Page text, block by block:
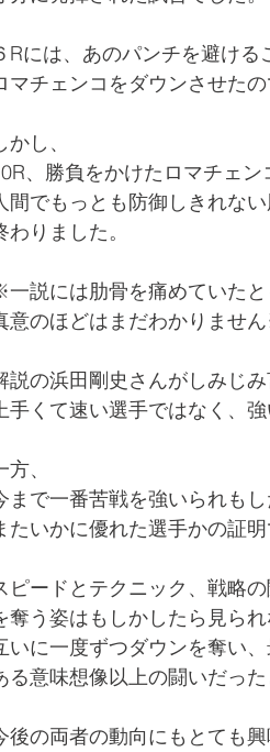
Rには、あのパンチを避け
マチェンコをダウンさせたの
かし、
、勝負をかけたロマチェ
間でもっとも防御しきれな
わりました。
説には肋骨を痛めていた
意のほどはまだわかりませ
説の浜田剛史さんがしみじ
手くて速い選手ではなく、
方、
まで一番苦戦を強いられも
たいかに優れた選手かの証明
ピードとテクニック、戦略
奪う姿はもしかしたら見ら
いに一度ずつダウンを奪い
る意味想像以上の闘いだった
後の両者の動向にもとても